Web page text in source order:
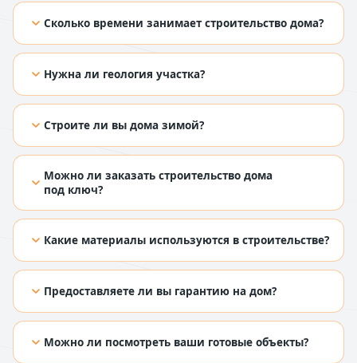
Сколько времени занимает строительство дома?
[TODO: добавить ответ из Figma]
Нужна ли геология участка?
[TODO: добавить ответ из Figma]
Строите ли вы дома зимой?
[TODO: добавить ответ из Figma]
Можно ли заказать строительство дома
под ключ?
[TODO: добавить ответ из Figma]
Какие материалы используются в строительстве?
[TODO: добавить ответ из Figma]
Предоставляете ли вы гарантию на дом?
[TODO: добавить ответ из Figma]
Можно ли посмотреть ваши готовые объекты?